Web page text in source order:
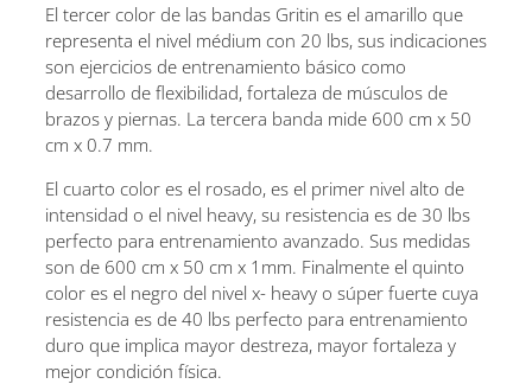
El tercer color de las bandas Gritin es el amarillo que
representa el nivel médium con 20 lbs, sus indicaciones
son ejercicios de entrenamiento básico como
desarrollo de flexibilidad, fortaleza de músculos de
brazos y piernas. La tercera banda mide 600 cm x 50
cm x 0.7 mm.
El cuarto color es el rosado, es el primer nivel alto de
intensidad o el nivel heavy, su resistencia es de 30 lbs
perfecto para entrenamiento avanzado. Sus medidas
son de 600 cm x 50 cm x 1mm. Finalmente el quinto
color es el negro del nivel x- heavy o súper fuerte cuya
resistencia es de 40 lbs perfecto para entrenamiento
duro que implica mayor destreza, mayor fortaleza y
mejor condición física.